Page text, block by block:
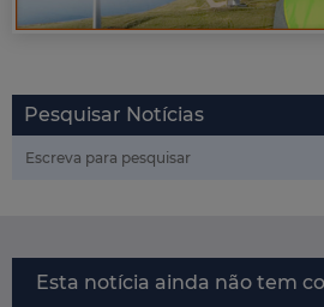
Pesquisar Notícias
Esta notícia ainda não tem